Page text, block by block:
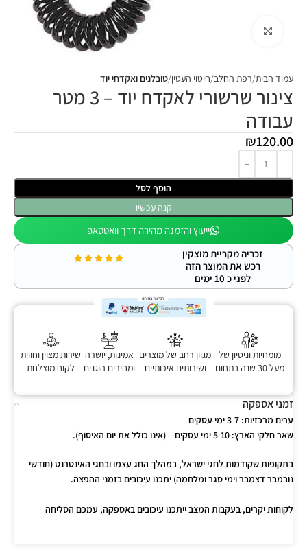
עמוד הבית רפת החלב חיטוי העטין טובלנים ואקדחי יוד
צינור שרשורי לאקדח יוד – 3 מטר
עבודה
₪120.00
הוסף לסל
קנה עכשיו
זמני אספקה
ערים מרכזיות:
שאר חלקי הארץ:
בתקופות שקודמות לחגי ישראל, במהלך החג עצמו ובחגי האינטרנט (חודשי
נובמבר דצמבר וימי סגר ומלחמה) יתכנו עיכובים בזמני ההפצה.
לקוחות יקרים, בעקבות המצב ייתכנו עיכובים באספקה, עמכם הסליחה
ייעוץ והזמנה מהירה דרך וואטסאפ
זכריה מקריית מוצקין
רכש את המוצר הזה
לפני כ 10 ימים
מומחיות וניסיון של
מעל 30 שנה בתחום
מגוון רחב של מוצרים
ושירותים איכותיים
אמינות, יושרה
ומחירים הוגנים
שירות מצוין וחווית
לקוח מוצלחת